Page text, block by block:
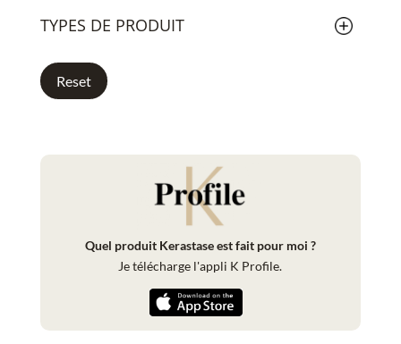
TYPES DE PRODUIT
Reset
Quel produit Kerastase est fait pour moi ?
Je télécharge l'appli K Profile.